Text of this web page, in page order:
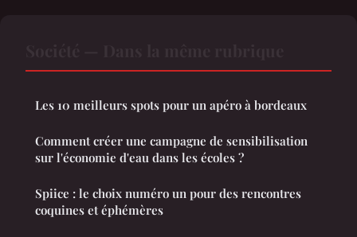
Les 10 meilleurs spots pour un apéro à bordeaux
Comment créer une campagne de sensibilisation
sur l'économie d'eau dans les écoles ?
Spiice : le choix numéro un pour des rencontres
coquines et éphémères